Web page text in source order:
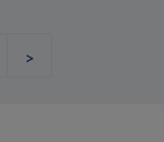
>